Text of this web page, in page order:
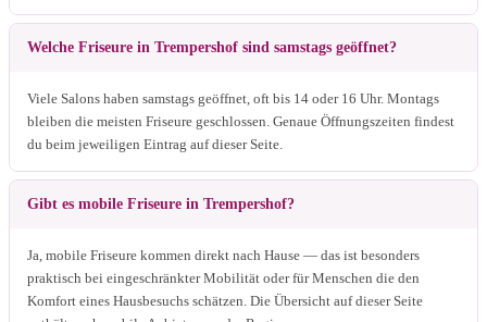
Welche Friseure in Trempershof sind samstags geöffnet?
Viele Salons haben samstags geöffnet, oft bis 14 oder 16 Uhr. Montags
bleiben die meisten Friseure geschlossen. Genaue Öffnungszeiten findest
du beim jeweiligen Eintrag auf dieser Seite.
Gibt es mobile Friseure in Trempershof?
Ja, mobile Friseure kommen direkt nach Hause — das ist besonders
praktisch bei eingeschränkter Mobilität oder für Menschen die den
Komfort eines Hausbesuchs schätzen. Die Übersicht auf dieser Seite